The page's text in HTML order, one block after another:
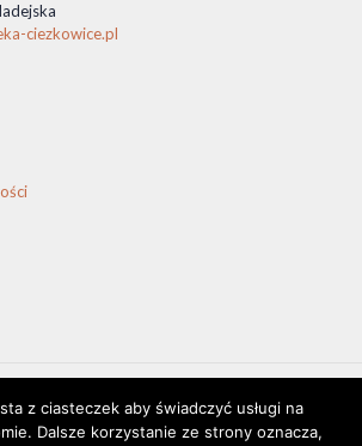
ciezkowice.pl
Ciężkowice. © by stasio
z ciasteczek aby świadczyć usługi na
Dalsze korzystanie ze strony oznacza,